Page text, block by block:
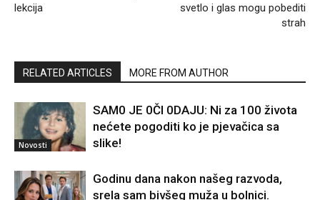
lekcija
svetlo i glas mogu pobediti
strah
RELATED ARTICLES MORE FROM AUTHOR
Novosti
SAM0 JE 0Čl 0DAJU: Ni za 100 života
nećete pogoditi ko je pjevačica sa
slike!
Godinu dana nakon našeg razvoda,
srela sam bivšeg muža u bolnici.